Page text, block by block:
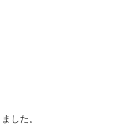
した。